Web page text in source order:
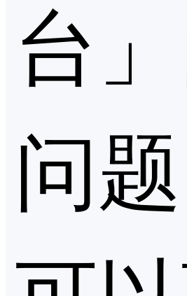
台
问题